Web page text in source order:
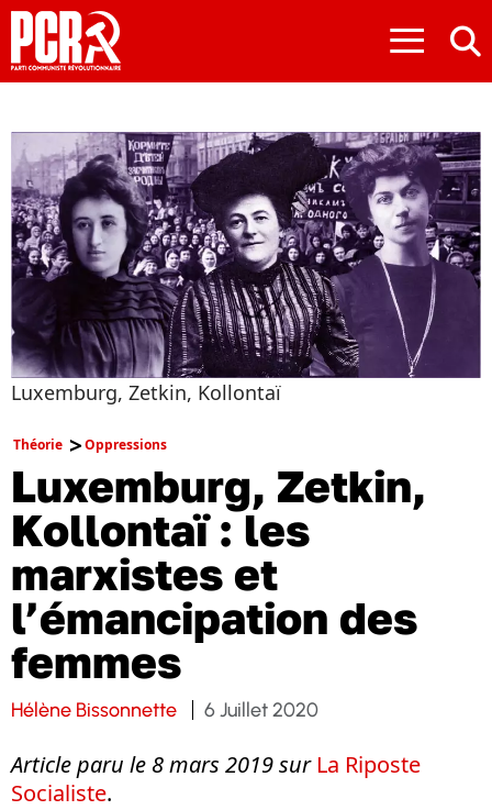
≡
Luxemburg, Zetkin, Kollontaï
Théorie Oppressions
Luxemburg, Zetkin,
Kollontaï : les
marxistes et
l’émancipation des
femmes
Hélène Bissonnette 6 Juillet 2020
Article paru le 8 mars 2019 sur La Riposte
Socialiste.